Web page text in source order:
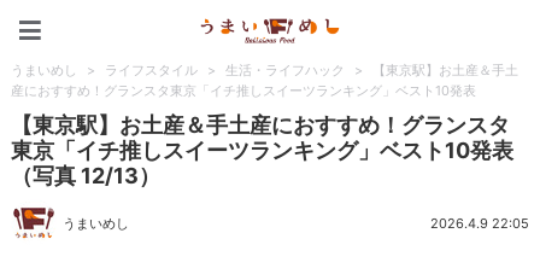
うまいめし > ライフスタイル > 生活・ライフハック >
【東京駅】お土産＆手土
産におすすめ！グランスタ東京「イチ推しスイーツランキング」ベスト10発表
【東京駅】お土産＆手土産におすすめ！グランスタ
東京「イチ推しスイーツランキング」ベスト10発表
（写真 12/13）
うまいめし 2026.4.9 22:05